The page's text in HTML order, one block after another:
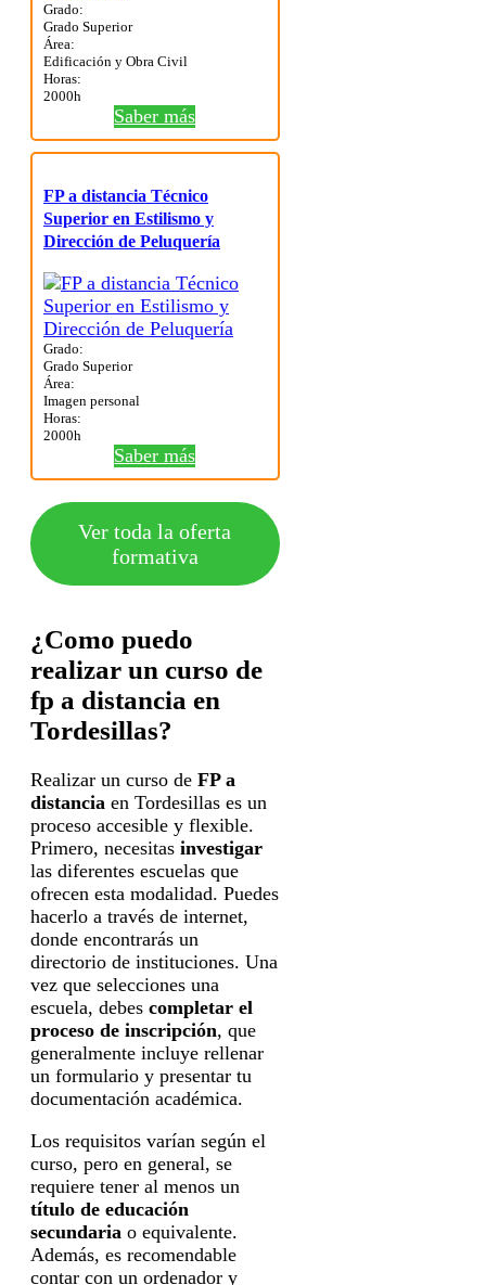
Grado:
Grado Superior
Área:
Edificación y Obra Civil
Horas:
2000h
Saber más
FP a distancia Técnico
Superior en Estilismo y
Dirección de Peluquería
Grado:
Grado Superior
Área:
Imagen personal
Horas:
2000h
Saber más
Ver toda la oferta
formativa
¿Como puedo
realizar un curso de
fp a distancia en
Tordesillas?
Realizar un curso de FP a
distancia en Tordesillas es un
proceso accesible y flexible.
Primero, necesitas investigar
las diferentes escuelas que
ofrecen esta modalidad. Puedes
hacerlo a través de internet,
donde encontrarás un
directorio de instituciones. Una
vez que selecciones una
escuela, debes completar el
proceso de inscripción, que
generalmente incluye rellenar
un formulario y presentar tu
documentación académica.
Los requisitos varían según el
curso, pero en general, se
requiere tener al menos un
título de educación
secundaria o equivalente.
Además, es recomendable
contar con un ordenador y